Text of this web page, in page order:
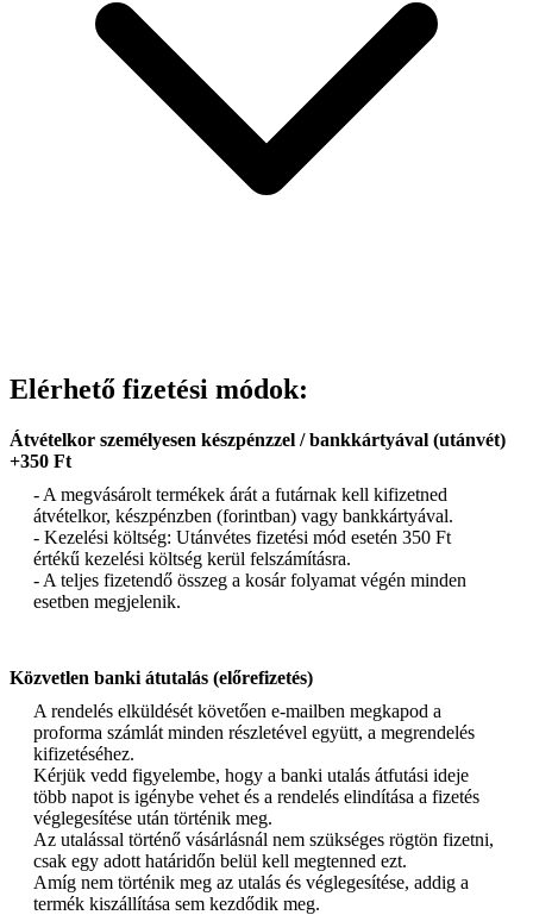
Elérhető fizetési módok:
Átvételkor személyesen készpénzzel / bankkártyával (utánvét)
+350 Ft
- A megvásárolt termékek árát a futárnak kell kifizetned
átvételkor, készpénzben (forintban) vagy bankkártyával.
- Kezelési költség: Utánvétes fizetési mód esetén 350 Ft
értékű kezelési költség kerül felszámításra.
- A teljes fizetendő összeg a kosár folyamat végén minden
esetben megjelenik.
Közvetlen banki átutalás (előrefizetés)
A rendelés elküldését követően e-mailben megkapod a
proforma számlát minden részletével együtt, a megrendelés
kifizetéséhez.
Kérjük vedd figyelembe, hogy a banki utalás átfutási ideje
több napot is igénybe vehet és a rendelés elindítása a fizetés
véglegesítése után történik meg.
Az utalással történő vásárlásnál nem szükséges rögtön fizetni,
csak egy adott határidőn belül kell megtenned ezt.
Amíg nem történik meg az utalás és véglegesítése, addig a
termék kiszállítása sem kezdődik meg.